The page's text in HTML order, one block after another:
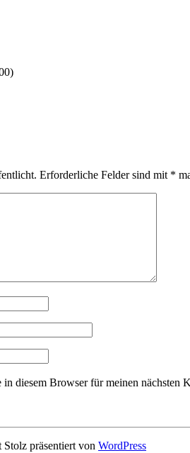
Erforderliche Felder sind mit *
diesem Browser für meinen nächsten
präsentiert von WordPress